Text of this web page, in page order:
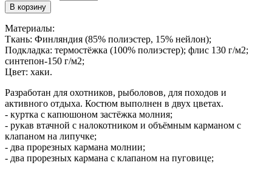
В корзину
Материалы:
Ткань: Финляндия (85% полиэстер, 15% нейлон);
Подкладка: термостёжка (100% полиэстер); флис 130 г/м2;
синтепон-150 г/м2;
Цвет: хаки.
Разработан для охотников, рыболовов, для походов и
активного отдыха. Костюм выполнен в двух цветах.
- куртка с капюшоном застёжка молния;
- рукав втачной с налокотником и объёмным карманом с
клапаном на липучке;
- два прорезных кармана молнии;
- два прорезных кармана с клапаном на пуговице;